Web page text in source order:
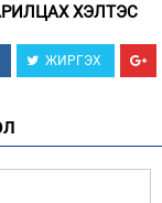
ХЭЛТЭС
ЖИРГЭХ